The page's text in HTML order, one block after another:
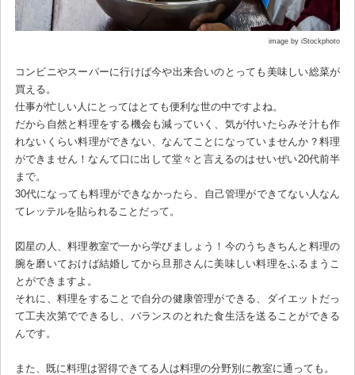
image by iStockphoto
コンビニやスーパーに行けば今や出来合いのとっても美味しい総菜が
買える。
仕事が忙しい人にとってはとても便利な世の中ですよね。
だから自然と料理をする機会も減っていく、気が付いたらみそ汁も作
れないくらい料理ができない、なんてことになっていませんか？料理
ができません！なんて口に出して堂々と言えるのはせいぜい20代前半
まで。
30代になっても料理ができなかったら、自己管理ができてない人なん
てレッテルを貼られることだって。
図星の人、料理教室で一から学びましょう！今のうちきちんと料理の
腕を磨いておけば結婚してから旦那さんに美味しい料理をふるまうこ
とができますよ。
それに、料理をすることで自分の健康管理ができる、ダイエットだっ
て工夫次第でできるし、バランスのとれた食生活を送ることができる
んです。
また、既に料理は習得できてる人は料理の分野別に教室に通っても。